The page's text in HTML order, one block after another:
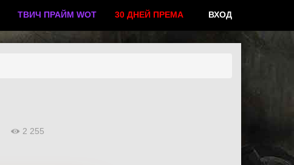
ТВИЧ ПРАЙМ WOT 30 ДНЕЙ ПРЕМА ВХОД
2 255